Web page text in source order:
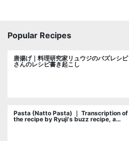
Popular Recipes
唐揚げ｜料理研究家リュウジのバズレシピ
さんのレシピ書き起こし
Pasta (Natto Pasta) ｜ Transcription of
the recipe by Ryuji's buzz recipe, a
cooking researcher